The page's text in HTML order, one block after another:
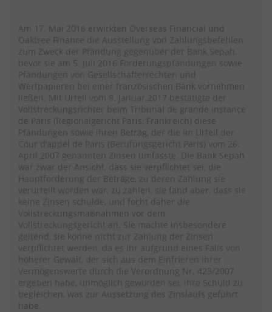
Am 17. Mai 2016 erwirkten Overseas Financial und
Oaktree Finance die Ausstellung von Zahlungsbefehlen
zum Zweck der Pfändung gegenüber der Bank Sepah,
bevor sie am 5. Juli 2016 Forderungspfändungen sowie
Pfändungen von Gesellschafterrechten und
Wertpapieren bei einer französischen Bank vornehmen
ließen. Mit Urteil vom 9. Januar 2017 bestätigte der
Vollstreckungsrichter beim Tribunal de grande instance
de Paris (Regionalgericht Paris, Frankreich) diese
Pfändungen sowie ihren Betrag, der die im Urteil der
Cour d’appel de Paris (Berufungsgericht Paris) vom 26.
April 2007 genannten Zinsen umfasste. Die Bank Sepah
war zwar der Ansicht, dass sie verpflichtet sei, die
Hauptforderung der Beträge, zu deren Zahlung sie
verurteilt worden war, zu zahlen, sie fand aber, dass sie
keine Zinsen schulde, und focht daher die
Vollstreckungsmaßnahmen vor dem
Vollstreckungsgericht an. Sie machte insbesondere
geltend, sie könne nicht zur Zahlung der Zinsen
verpflichtet werden, da es ihr aufgrund eines Falls von
höherer Gewalt, der sich aus dem Einfrieren ihrer
Vermögenswerte durch die Verordnung Nr. 423/2007
ergeben habe, unmöglich geworden sei, ihre Schuld zu
begleichen, was zur Aussetzung des Zinslaufs geführt
habe.